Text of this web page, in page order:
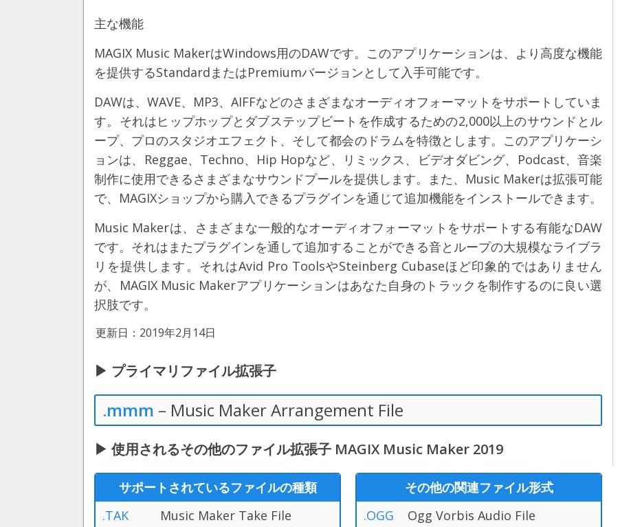
主な機能
MAGIX Music MakerはWindows用のDAWです。このアプリケーションは、より高度な機能
を提供するStandardまたはPremiumバージョンとして入手可能です。
DAWは、WAVE、MP3、AIFFなどのさまざまなオーディオフォーマットをサポートしていま
す。それはヒップホップとダブステップビートを作成するための2,000以上のサウンドとル
ープ、プロのスタジオエフェクト、そして都会のドラムを特徴とします。このアプリケーシ
ョンは、Reggae、Techno、Hip Hopなど、リミックス、ビデオダビング、Podcast、音楽
制作に使用できるさまざまなサウンドプールを提供します。また、Music Makerは拡張可能
で、MAGIXショップから購入できるプラグインを通じて追加機能をインストールできます。
Music Makerは、さまざまな一般的なオーディオフォーマットをサポートする有能なDAW
です。それはまたプラグインを通して追加することができる音とループの大規模なライブラ
リを提供します。それはAvid Pro ToolsやSteinberg Cubaseほど印象的ではありません
が、MAGIX Music Makerアプリケーションはあなた自身のトラックを制作するのに良い選
択肢です。
更新日：2019年2月14日
▶ プライマリファイル拡張子
.mmm – Music Maker Arrangement File
▶ 使用されるその他のファイル拡張子 MAGIX Music Maker 2019
サポートされているファイルの種類
.TAK
Music Maker Take File
その他の関連ファイル形式
.OGG
Ogg Vorbis Audio File